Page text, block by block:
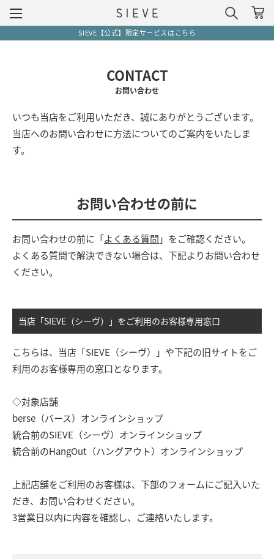
SIEVE【公式】限定サービスはこちら
CONTACT
お問い合わせ
いつも当店をご利用いただき、誠にありがとうございます。
当店へのお問い合わせに方法についてのご案内をいたしま
す。
お問い合わせの前に
お問い合わせの前に「よくある質問 」をご確認ください。
よくある質問で解決できない場合は、下記よりお問い合わせ
ください。
当店「SIEVE（シーヴ）」をご利用のお客様専用窓口
こちらは、当店「SIEVE（シーヴ）」や下記の旧サイトをご
利用のお客様専用の窓口となります。
◇対象店舗
berse（バース）オンラインショップ
統合前のSIEVE（シーヴ）オンラインショップ
統合前のHangOut（ハングアウト）オンラインショップ
上記店舗をご利用のお客様は、下部のフォームにご記入いた
だき、お問い合わせください。
3営業日以内に内容を確認し、ご連絡いたします。